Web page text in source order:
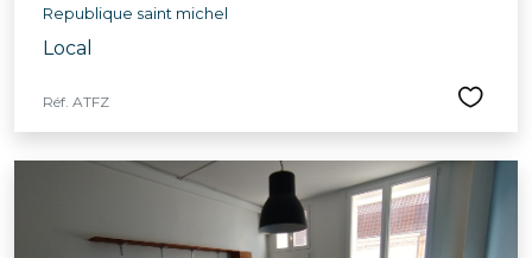
Republique saint michel
Local
Réf. ATFZ